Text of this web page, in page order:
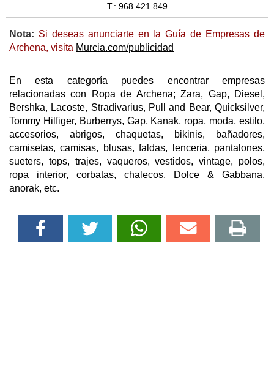
T.: 968 421 849
Nota: Si deseas anunciarte en la Guía de Empresas de
Archena, visita Murcia.com/publicidad
En esta categoría puedes encontrar empresas
relacionadas con Ropa de Archena; Zara, Gap, Diesel,
Bershka, Lacoste, Stradivarius, Pull and Bear, Quicksilver,
Tommy Hilfiger, Burberrys, Gap, Kanak, ropa, moda, estilo,
accesorios, abrigos, chaquetas, bikinis, bañadores,
camisetas, camisas, blusas, faldas, lenceria, pantalones,
sueters, tops, trajes, vaqueros, vestidos, vintage, polos,
ropa interior, corbatas, chalecos, Dolce & Gabbana,
anorak, etc.